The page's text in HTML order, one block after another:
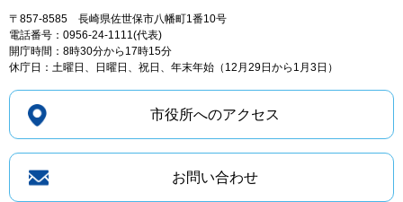
〒857-8585 長崎県佐世保市八幡町1番10号
電話番号：0956-24-1111(代表)
開庁時間：8時30分から17時15分
休庁日：土曜日、日曜日、祝日、年末年始（12月29日から1月3日）
市役所へのアクセス
お問い合わせ